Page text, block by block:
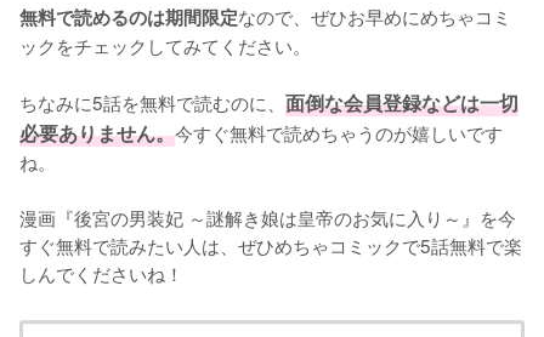
無料で読めるのは期間限定なので、ぜひお早めにめちゃコミ
ックをチェックしてみてください。
ちなみに5話を無料で読むのに、 面倒な会員登録などは一切
必要ありません。今すぐ無料で読めちゃうのが嬉しいです
ね。
漫画『後宮の男装妃 ～謎解き娘は皇帝のお気に入り～』を今
すぐ無料で読みたい人は、ぜひめちゃコミックで5話無料で楽
しんでくださいね！